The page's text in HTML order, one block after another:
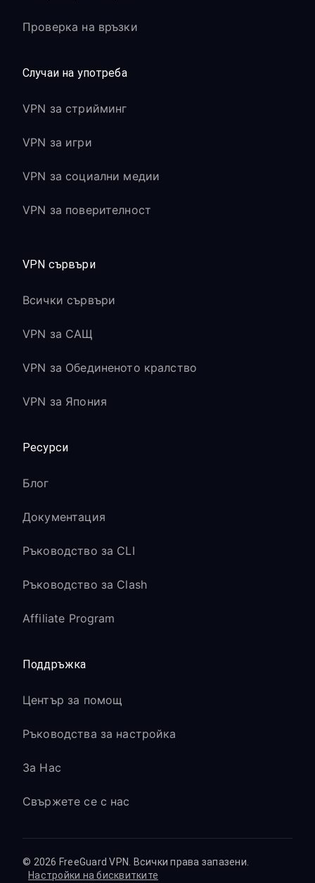
Проверка на връзки
Случаи на употреба
VPN за стрийминг
VPN за игри
VPN за социални медии
VPN за поверителност
VPN сървъри
Всички сървъри
VPN за САЩ
VPN за Обединеното кралство
VPN за Япония
Ресурси
Блог
Документация
Ръководство за CLI
Ръководство за Clash
Affiliate Program
Поддръжка
Център за помощ
Ръководства за настройка
За Нас
Свържете се с нас
© 2026 FreeGuard VPN. Всички права запазени.
Настройки на бисквитките